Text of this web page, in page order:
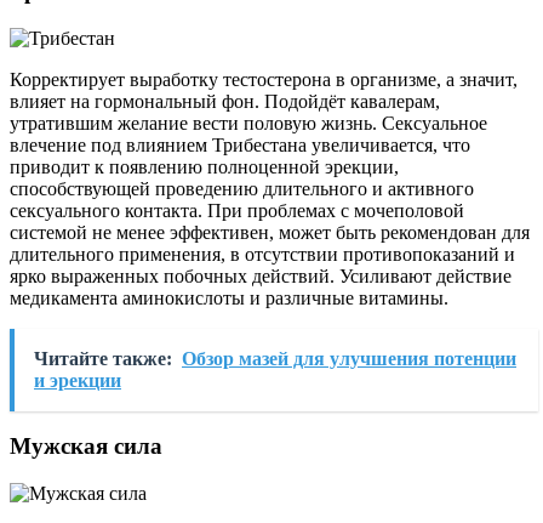
Корректирует выработку тестостерона в организме, а значит,
влияет на гормональный фон. Подойдёт кавалерам,
утратившим желание вести половую жизнь. Сексуальное
влечение под влиянием Трибестана увеличивается, что
приводит к появлению полноценной эрекции,
способствующей проведению длительного и активного
сексуального контакта. При проблемах с мочеполовой
системой не менее эффективен, может быть рекомендован для
длительного применения, в отсутствии противопоказаний и
ярко выраженных побочных действий. Усиливают действие
медикамента аминокислоты и различные витамины.
Читайте также: Обзор мазей для улучшения потенции
и эрекции
Мужская сила